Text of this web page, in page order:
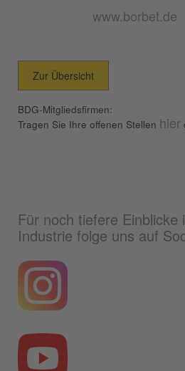
www.borbet.de
Zur Übersicht
BDG-Mitgliedsfirmen:
Tragen Sie Ihre offenen Stellen hier
Für noch tiefere Einblicke
Industrie folge uns auf